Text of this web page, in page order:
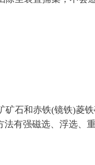
石和赤铁(镜铁)菱铁
有强磁选、浮选、